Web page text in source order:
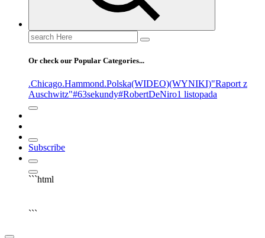
Or check our Popular Categories...
.Chicago.Hammond.Polska(WIDEO)(WYNIKI)"Raport z
Auschwitz"#63sekundy#RobertDeNiro1 listopada
Subscribe
```html
```